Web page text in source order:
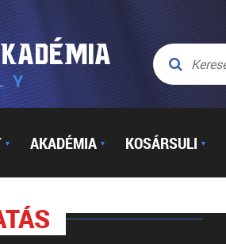
▼ AKADÉMIA ▼ KOSÁRSULI ▼